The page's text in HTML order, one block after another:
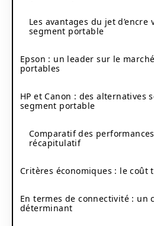
Les avantages du jet d’encre
segment portable
Epson : un leader sur le
portables
HP et Canon : des alternatives
segment portable
Comparatif des
récapitulatif
Critères économiques : le coût
En termes de connectivité : un
déterminant